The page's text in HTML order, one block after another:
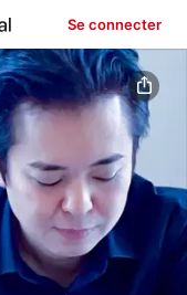
Se connecter